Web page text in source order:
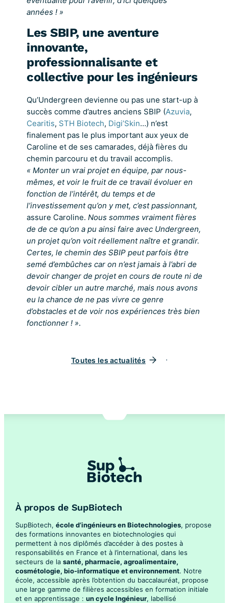
années ! »
Les SBIP, une aventure
innovante,
professionnalisante et
collective pour les ingénieurs
Qu’Undergreen devienne ou pas une start-up à
succès comme d’autres anciens SBIP (Azuvia,
Cearitis, STH Biotech, Digi’Skin…) n’est
finalement pas le plus important aux yeux de
Caroline et de ses camarades, déjà fières du
chemin parcouru et du travail accomplis.
« Monter un vrai projet en équipe, par nous-
mêmes, et voir le fruit de ce travail évoluer en
fonction de l’intérêt, du temps et de
l’investissement qu’on y met, c’est passionnant,
assure Caroline. Nous sommes vraiment fières
de de ce qu’on a pu ainsi faire avec Undergreen,
un projet qu’on voit réellement naître et grandir.
Certes, le chemin des SBIP peut parfois être
semé d’embûches car on n’est jamais à l’abri de
devoir changer de projet en cours de route ni de
devoir cibler un autre marché, mais nous avons
eu la chance de ne pas vivre ce genre
d’obstacles et de voir nos expériences très bien
fonctionner ! ».
Toutes les actualités
À propos de SupBiotech
SupBiotech, école d’ingénieurs en Biotechnologies, propose
des formations innovantes en biotechnologies qui
permettent à nos diplômés d’accéder à des postes à
responsabilités en France et à l’international, dans les
secteurs de la santé, pharmacie, agroalimentaire,
cosmétologie, bio-informatique et environnement. Notre
école, accessible après l’obtention du baccalauréat, propose
une large gamme de filières accessibles en formation initiale
et en apprentissage : un cycle Ingénieur, labellisé